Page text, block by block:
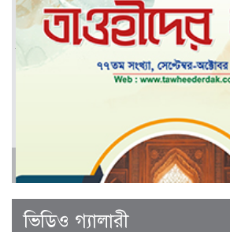
মার্চ-এপ্রিল ২০২৬
জানুয়ারী-ফেব্রুয়ারী ২০২৬
আরও
ভিডিও গ্যালারী